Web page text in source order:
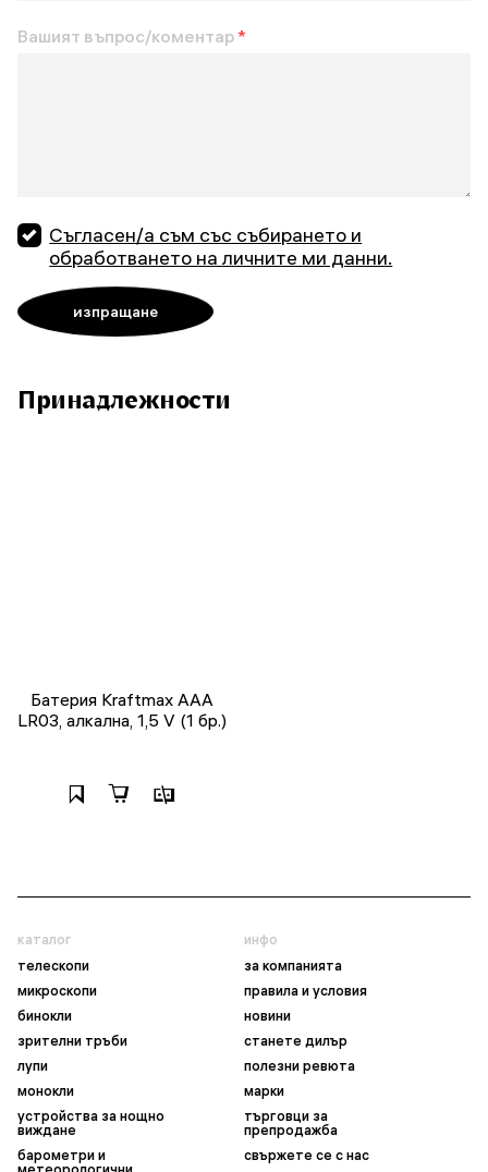
Вашият въпрос/коментар*
Съгласен/а съм със събирането и
обработването на личните ми данни.
Принадлежности
Батерия Kraftmax AAA
LR03, алкална, 1,5 V (1 бр.)
каталог
телескопи
микроскопи
бинокли
зрителни тръби
лупи
монокли
устройства за нощно
виждане
барометри и
инфо
за компанията
правила и условия
новини
станете дилър
полезни ревюта
марки
търговци за
препродажба
свържете се с нас